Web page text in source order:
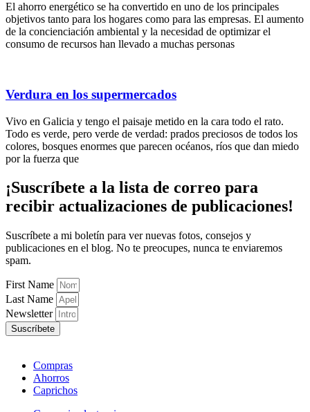
El ahorro energético se ha convertido en uno de los principales
objetivos tanto para los hogares como para las empresas. El aumento
de la concienciación ambiental y la necesidad de optimizar el
consumo de recursos han llevado a muchas personas
Verdura en los supermercados
Vivo en Galicia y tengo el paisaje metido en la cara todo el rato.
Todo es verde, pero verde de verdad: prados preciosos de todos los
colores, bosques enormes que parecen océanos, ríos que dan miedo
por la fuerza que
¡Suscríbete a la lista de correo para
recibir actualizaciones de publicaciones!
Suscríbete a mi boletín para ver nuevas fotos, consejos y
publicaciones en el blog. No te preocupes, nunca te enviaremos
spam.
First Name
Last Name
Newsletter
Suscríbete
Compras
Ahorros
Caprichos